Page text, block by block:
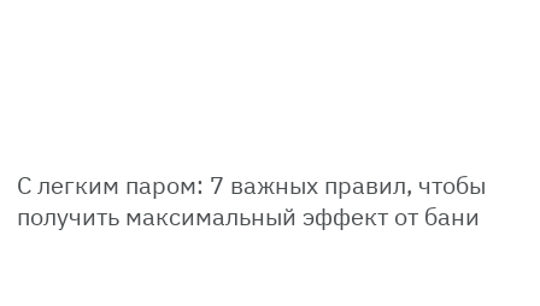
С легким паром: 7 важных правил, чтобы
получить максимальный эффект от бани